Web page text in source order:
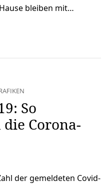
bleiben mit…
So
Corona-
der gemeldeten Covid-